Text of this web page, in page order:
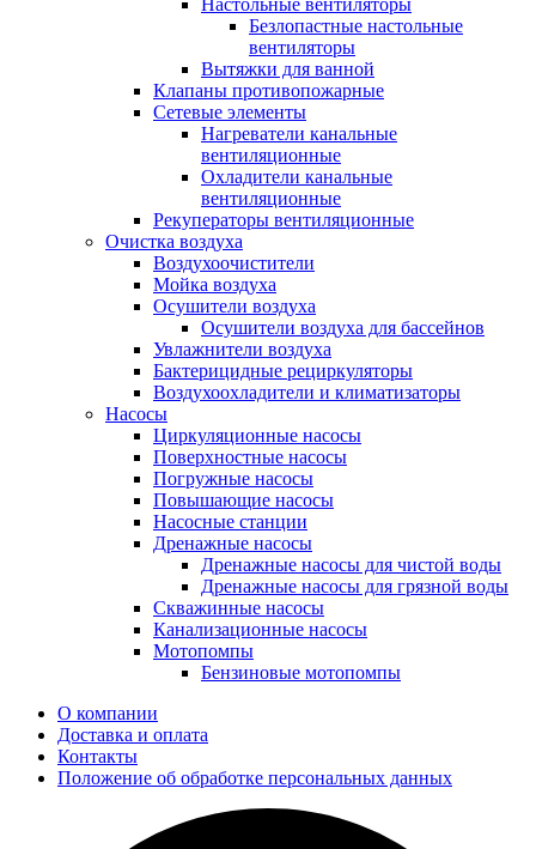
Безлопастные настольные
вентиляторы
Вытяжки для ванной
Клапаны противопожарные
Сетевые элементы
Нагреватели канальные
вентиляционные
Охладители канальные
вентиляционные
Рекуператоры вентиляционные
Очистка воздуха
Воздухоочистители
Мойка воздуха
Осушители воздуха
Осушители воздуха для бассейнов
Увлажнители воздуха
Бактерицидные рециркуляторы
Воздухоохладители и климатизаторы
Насосы
Циркуляционные насосы
Поверхностные насосы
Погружные насосы
Повышающие насосы
Насосные станции
Дренажные насосы
Дренажные насосы для чистой воды
Дренажные насосы для грязной воды
Скважинные насосы
Канализационные насосы
Мотопомпы
Бензиновые мотопомпы
О компании
Доставка и оплата
Контакты
Положение об обработке персональных данных